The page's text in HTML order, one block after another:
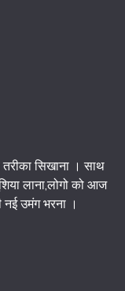
तरीका सिखाना । साथ
लाना,लोगो को आज
उमंग भरना ।